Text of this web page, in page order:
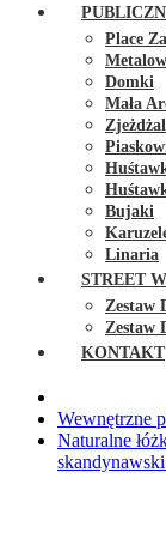
Place
Domki
Mała
Bujaki
Linaria
STREET
Zestaw
Zestaw
KONTAKT
Wewnętrzne
Naturalne